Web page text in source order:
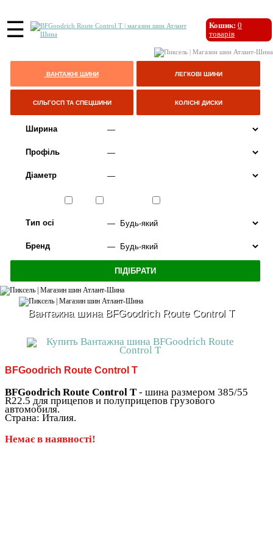
☰ Кошик: 0
товарів
ВАНТАЖНІ ШИНИ ЛЕГКОВІ ШИНИ
СІЛЬГОСП ТА СПЕЦШИНИ КОЛІСНІ ДИСКИ
Ширина
Профіль
Діаметр
Тип осі
Бренд
Вантажна шина BFGoodrich Route Control T
BFGoodrich Route Control T
BFGoodrich Route Control T - шина размером 385/55
R22.5 для прицепов и полуприцепов грузового
автомобиля.
Страна: Италия.
Немає в наявності!